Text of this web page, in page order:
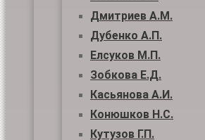
Дмитриев А.М.
Дубенко А.П.
Елсуков М.П.
Зобкова Е.Д.
Касьянова А.И.
Конюшков Н.С.
Кутузов Г.П.